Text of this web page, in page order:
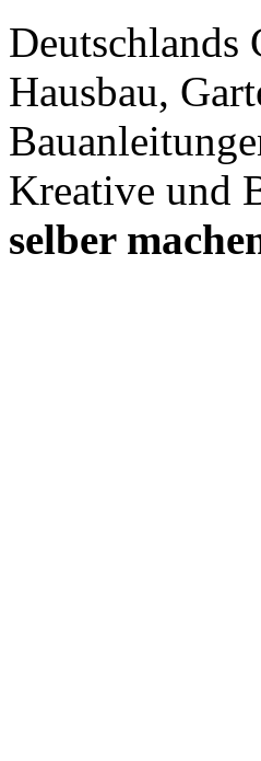
Hausbau,
Kreative und
selber